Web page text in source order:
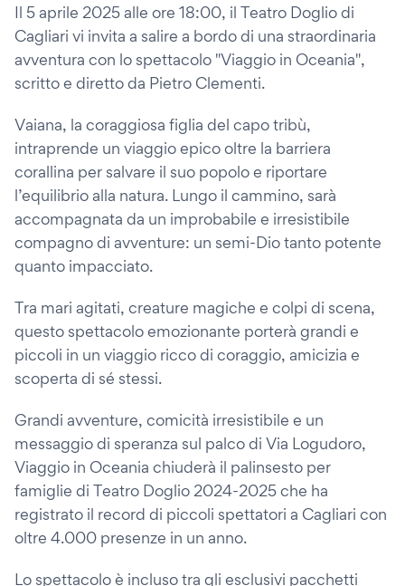
Il 5 aprile 2025 alle ore 18:00, il Teatro Doglio di
Cagliari vi invita a salire a bordo di una straordinaria
avventura con lo spettacolo "Viaggio in Oceania",
scritto e diretto da Pietro Clementi.
Vaiana, la coraggiosa figlia del capo tribù,
intraprende un viaggio epico oltre la barriera
corallina per salvare il suo popolo e riportare
l’equilibrio alla natura. Lungo il cammino, sarà
accompagnata da un improbabile e irresistibile
compagno di avventure: un semi-Dio tanto potente
quanto impacciato.
Tra mari agitati, creature magiche e colpi di scena,
questo spettacolo emozionante porterà grandi e
piccoli in un viaggio ricco di coraggio, amicizia e
scoperta di sé stessi.
Grandi avventure, comicità irresistibile e un
messaggio di speranza sul palco di Via Logudoro,
Viaggio in Oceania chiuderà il palinsesto per
famiglie di Teatro Doglio 2024-2025 che ha
registrato il record di piccoli spettatori a Cagliari con
oltre 4.000 presenze in un anno.
Lo spettacolo è incluso tra gli esclusivi pacchetti